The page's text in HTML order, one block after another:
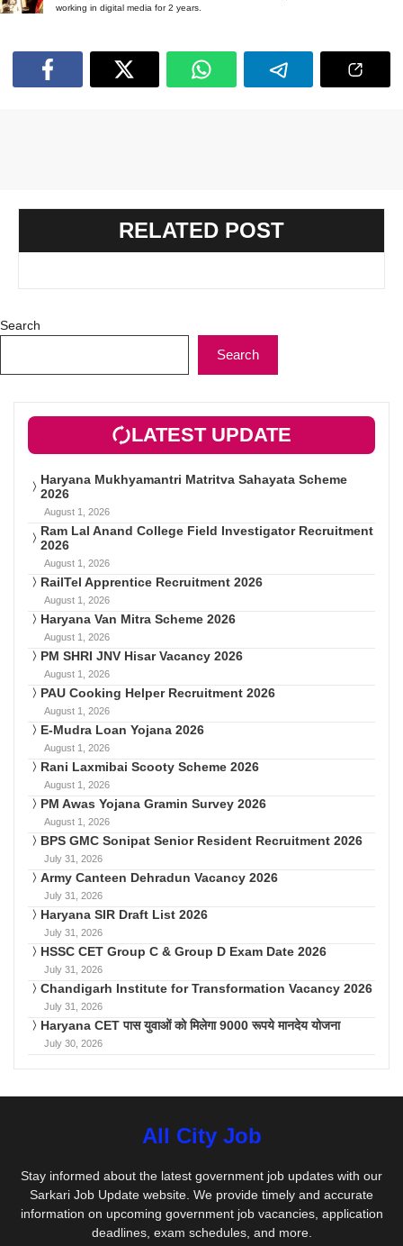
working in digital media for 2 years.
RELATED POST
Search
Search
LATEST UPDATE
Haryana Mukhyamantri Matritva Sahayata Scheme
2026
August 1, 2026
Ram Lal Anand College Field Investigator Recruitment
2026
August 1, 2026
RailTel Apprentice Recruitment 2026
August 1, 2026
Haryana Van Mitra Scheme 2026
August 1, 2026
PM SHRI JNV Hisar Vacancy 2026
August 1, 2026
PAU Cooking Helper Recruitment 2026
August 1, 2026
E-Mudra Loan Yojana 2026
August 1, 2026
Rani Laxmibai Scooty Scheme 2026
August 1, 2026
PM Awas Yojana Gramin Survey 2026
August 1, 2026
BPS GMC Sonipat Senior Resident Recruitment 2026
July 31, 2026
Army Canteen Dehradun Vacancy 2026
July 31, 2026
Haryana SIR Draft List 2026
July 31, 2026
HSSC CET Group C & Group D Exam Date 2026
July 31, 2026
Chandigarh Institute for Transformation Vacancy 2026
July 31, 2026
Haryana CET पास युवाओं को मिलेगा 9000 रूपये मानदेय योजना
July 30, 2026
All City Job
Stay informed about the latest government job updates with our
Sarkari Job Update website. We provide timely and accurate
information on upcoming government job vacancies, application
deadlines, exam schedules, and more.